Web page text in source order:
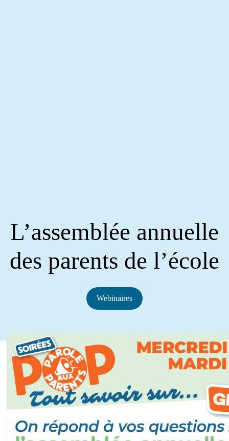
L’assemblée annuelle
des parents de l’école
Webinaires